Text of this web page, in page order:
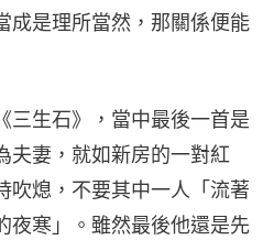
成是理所當然，那關係便能
三生石》，當中最後一首是
夫妻，就如新房的一對紅
吹熄，不要其中一人「流著
夜寒」。雖然最後他還是先